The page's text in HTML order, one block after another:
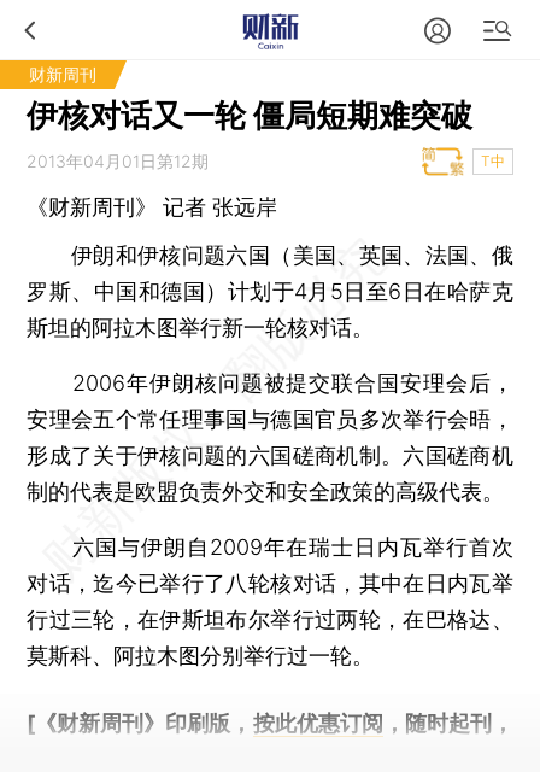
财新周刊
伊核对话又一轮 僵局短期难突破
2013年04月01日第12期 T中
《财新周刊》 记者张远岸
伊朗和伊核问题六国（美国、英国、法国、俄
罗斯、中国和德国）计划于4月5日至6日在哈萨克
斯坦的阿拉木图举行新一轮核对话。
2006年伊朗核问题被提交联合国安理会后，
安理会五个常任理事国与德国官员多次举行会晤，
形成了关于伊核问题的六国磋商机制。六国磋商机
制的代表是欧盟负责外交和安全政策的高级代表。
六国与伊朗自2009年在瑞士日内瓦举行首次
对话，迄今已举行了八轮核对话，其中在日内瓦举
行过三轮，在伊斯坦布尔举行过两轮，在巴格达、
莫斯科、阿拉木图分别举行过一轮。
[《财新周刊》印刷版， 按此优惠订阅 ，随时起刊，